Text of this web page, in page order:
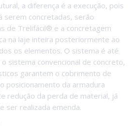
a diferença é a execução, pois
serem concretadas, serão
de Trelifácil® e a concretagem
na laje inteira posteriormente ao
os elementos. O sistema é até
sistema convencional de concreto,
garantem o cobrimento de
posicionamento da armadura
redução da perda de material, já
ser realizada emenda.